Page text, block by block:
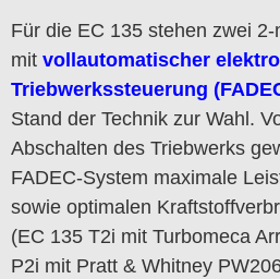
Für die EC 135 stehen zwei
mit vollautomatischer
Triebwerkssteuerung
Stand der Technik zur Wahl.
Abschalten des Triebwerks
FADEC-System maximale
sowie optimalen
(EC 135 T2i mit Turbomeca
P2i mit Pratt & Whitney